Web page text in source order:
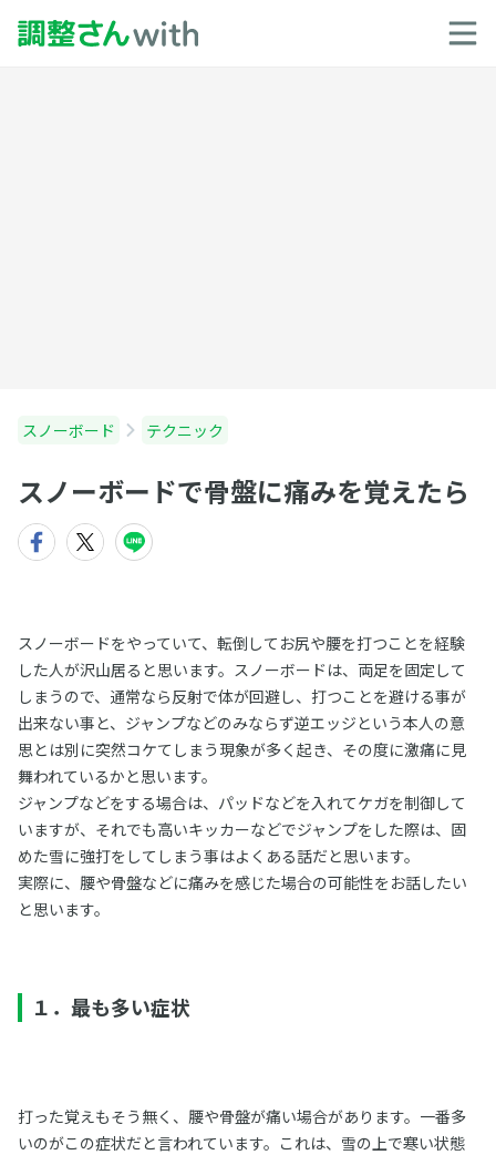
スノーボード テクニック
スノーボードで骨盤に痛みを覚えたら
スノーボードをやっていて、転倒してお尻や腰を打つことを経験
した人が沢山居ると思います。スノーボードは、両足を固定して
しまうので、通常なら反射で体が回避し、打つことを避ける事が
出来ない事と、ジャンプなどのみならず逆エッジという本人の意
思とは別に突然コケてしまう現象が多く起き、その度に激痛に見
舞われているかと思います。
ジャンプなどをする場合は、パッドなどを入れてケガを制御して
いますが、それでも高いキッカーなどでジャンプをした際は、固
めた雪に強打をしてしまう事はよくある話だと思います。
実際に、腰や骨盤などに痛みを感じた場合の可能性をお話したい
と思います。
１．最も多い症状
打った覚えもそう無く、腰や骨盤が痛い場合があります。一番多
いのがこの症状だと言われています。これは、雪の上で寒い状態